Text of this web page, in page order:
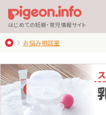
はじめての妊娠・育児情報サイト
お悩み相談室